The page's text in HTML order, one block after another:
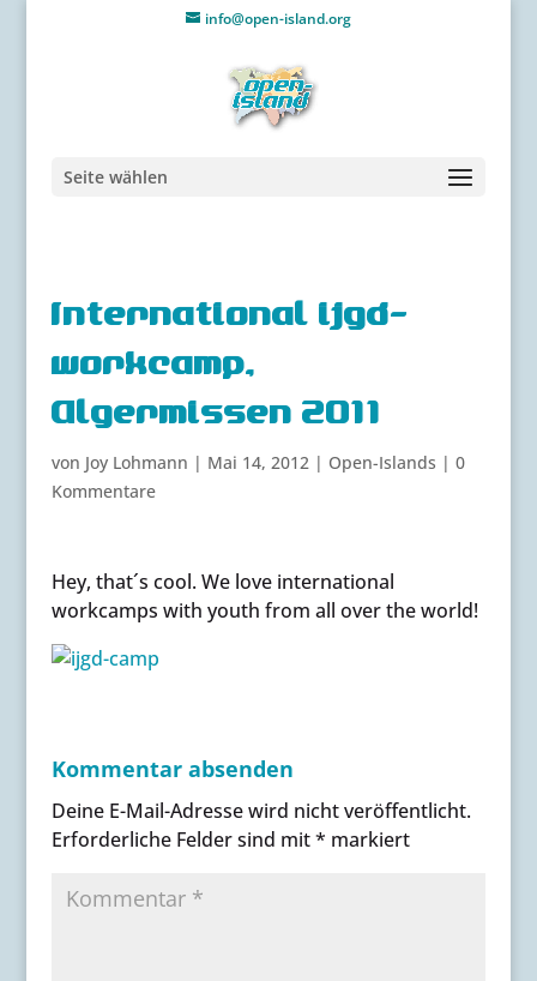
info@open-island.org
Seite wählen
International ijgd-
workcamp,
Algermissen 2011
von Joy Lohmann | Mai 14, 2012| Open-Islands | 0
Kommentare
Hey, that´s cool. We love international
workcamps with youth from all over the world!
Kommentar absenden
Deine E-Mail-Adresse wird nicht veröffentlicht.
Erforderliche Felder sind mit* markiert